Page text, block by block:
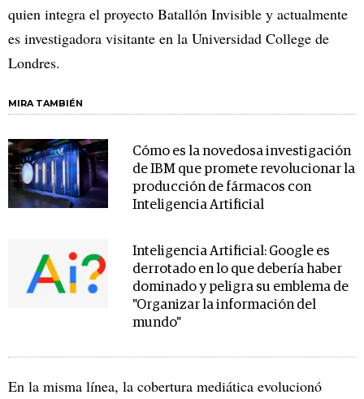
quien integra el proyecto Batallón Invisible y actualmente
es investigadora visitante en la Universidad College de
Londres.
MIRA TAMBIÉN
Cómo es la novedosa investigación
de IBM que promete revolucionar la
producción de fármacos con
Inteligencia Artificial
Inteligencia Artificial: Google es
derrotado en lo que debería haber
dominado y peligra su emblema de
"Organizar la información del
mundo"
En la misma línea, la cobertura mediática evolucionó